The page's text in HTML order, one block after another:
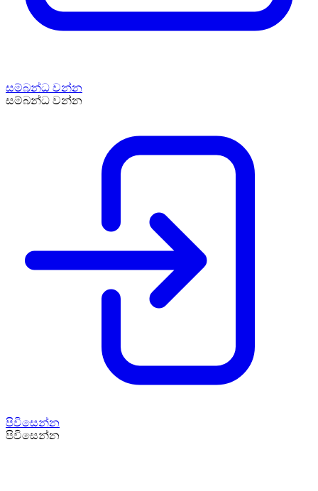
සම්බන්ධ වන්න
සම්බන්ධ වන්න
පිවිසෙන්න
පිවිසෙන්න